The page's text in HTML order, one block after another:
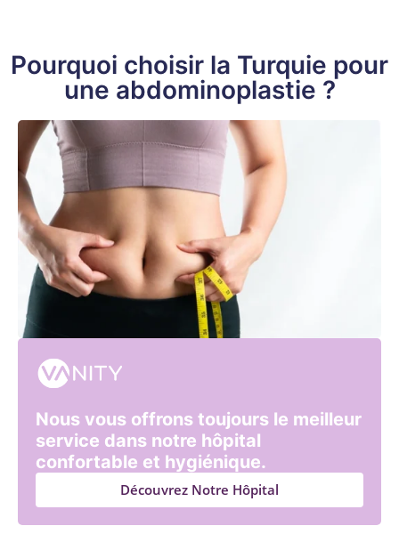
Pourquoi choisir la Turquie pour
une abdominoplastie ?
Nous vous offrons toujours le meilleur
service dans notre hôpital
confortable et hygiénique.
Découvrez Notre Hôpital